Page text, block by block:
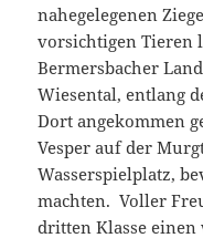
nahegelegenen
vorsichtigen Tieren
Bermersbacher
Wiesental, entlang
Dort angekommen
Vesper auf der
Wasserspielplatz,
machten. Voller
dritten Klasse